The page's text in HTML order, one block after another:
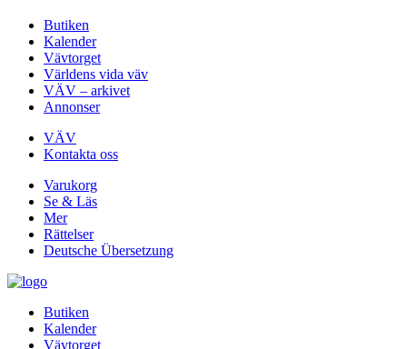
Butiken
Kalender
Vävtorget
Världens vida väv
VÄV – arkivet
Annonser
VÄV
Kontakta oss
Varukorg
Se & Läs
Mer
Rättelser
Deutsche Übersetzung
Butiken
Kalender
Vävtorget